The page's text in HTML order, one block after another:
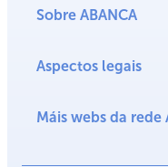
Sobre ABANCA
Aspectos legais
Máis webs da rede